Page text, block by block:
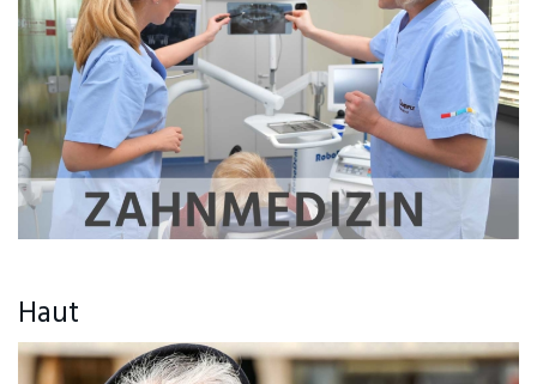
Haut